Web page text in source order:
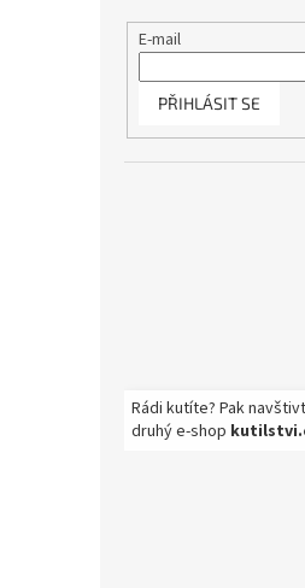
E-mail
PŘIHLÁSIT SE
Rádi kutíte? Pak
druhý e-shop